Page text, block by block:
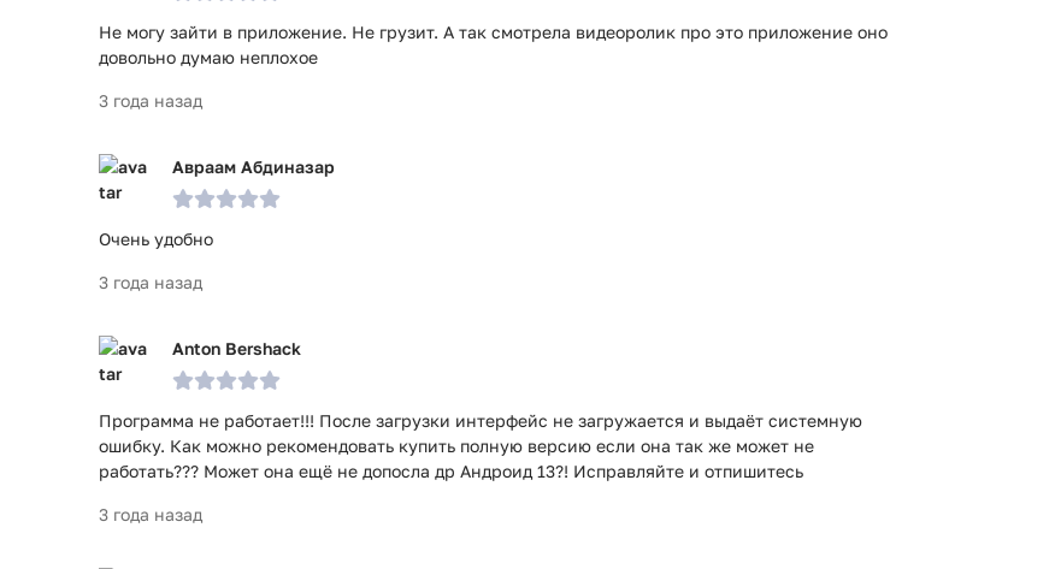
Не могу зайти в приложение. Не грузит. А так смотрела видеоролик про это приложение оно
довольно думаю неплохое
3 года назад
Авраам Абдиназар
Очень удобно
3 года назад
Anton Bershack
Программа не работает!!! После загрузки интерфейс не загружается и выдаёт системную
ошибку. Как можно рекомендовать купить полную версию если она так же может не
работать??? Может она ещё не допосла др Андроид 13?! Исправляйте и отпишитесь
3 года назад